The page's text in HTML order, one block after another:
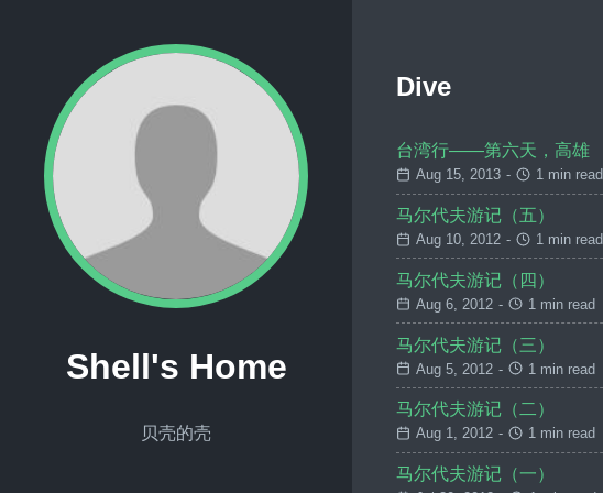
Shell's Home
贝壳的壳
Dive
台湾行——第六天，高雄
Aug 15, 2013 - 1 min read
马尔代夫游记（五）
Aug 10, 2012 - 1 min read
马尔代夫游记（四）
Aug 6, 2012 - 1 min read
马尔代夫游记（三）
Aug 5, 2012 - 1 min read
马尔代夫游记（二）
Aug 1, 2012 - 1 min read
马尔代夫游记（一）